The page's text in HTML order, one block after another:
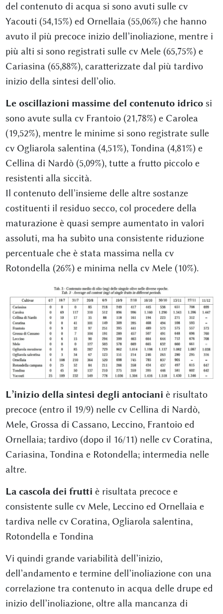
del contenuto di acqua si sono avuti sulle cv
Yacouti (54,15%) ed Ornellaia (55,06%) che hanno
avuto il più precoce inizio dell’inoliazione, mentre i
più alti si sono registrati sulle cv Mele (65,75%) e
Cariasina (65,88%), caratterizzate dal più tardivo
inizio della sintesi dell’olio.
Le oscillazioni massime del contenuto idricosi
sono avute sulla cv Frantoio (21,78%) e Carolea
(19,52%), mentre le minime si sono registrate sulle
cv Ogliarola salentina (4,51%), Tondina (4,81%) e
Cellina di Nardò (5,09%), tutte a frutto piccolo e
resistenti alla siccità.
Il contenuto dell’insieme delle altre sostanze
costituenti il residuo secco, col procedere della
maturazione è quasi sempre aumentato in valori
assoluti, ma ha subìto una consistente riduzione
percentuale che è stata massima nella cv
Rotondella (26%) e minima nella cv Mele (10%).
L’inizio della sintesi degli antociani è risultato
precoce (entro il 19/9) nelle cv Cellina di Nardò,
Mele, Grossa di Cassano, Leccino, Frantoio ed
Ornellaia; tardivo (dopo il 16/11) nelle cv Coratina,
Cariasina, Tondina e Rotondella; intermedia nelle
altre.
La cascola dei frutti è risultata precoce e
consistente sulle cv Mele, Leccino ed Ornellaia e
tardiva nelle cv Coratina, Ogliarola salentina,
Rotondella e Tondina
Vi quindi grande variabilità dell’inizio,
dell’andamento e termine dell’inoliazione con una
correlazione tra contenuto in acqua delle drupe ed
inizio dell’inoliazione, oltre alla mancanza di